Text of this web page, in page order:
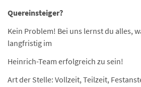
Quereinsteiger?
Kein Problem! Bei uns lernst du alles,
langfristig im
Heinrich-Team erfolgreich zu sein!
Art der Stelle: Vollzeit, Teilzeit,